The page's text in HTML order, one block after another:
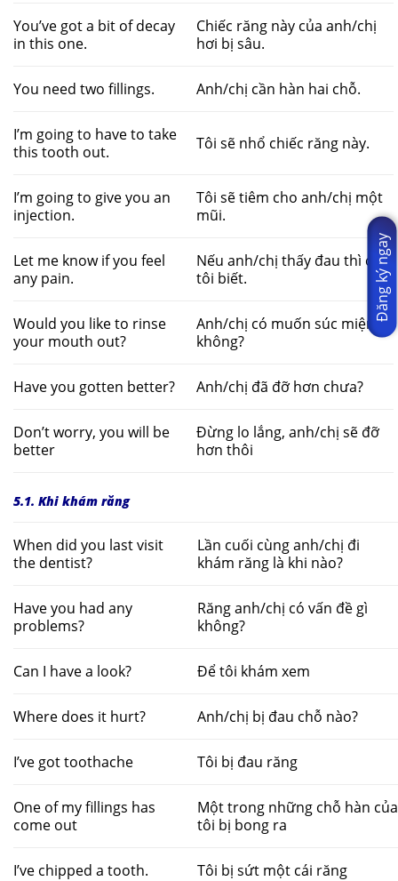
You’ve got a bit of decay
in this one.
Chiếc răng này của anh/chị
hơi bị sâu.
You need two fillings. Anh/chị cần hàn hai chỗ.
I’m going to have to take
this tooth out.
Tôi sẽ nhổ chiếc răng này.
I’m going to give you an
injection.
Tôi sẽ tiêm cho anh/chị một
mũi.
Let me know if you feel
any pain.
Nếu anh/chị thấy đau thì cho
tôi biết.
Would you like to rinse
your mouth out?
Anh/chị có muốn súc miệng
không?
Have you gotten better? Anh/chị đã đỡ hơn chưa?
Don’t worry, you will be
better
Đừng lo lắng, anh/chị sẽ đỡ
hơn thôi
5.1. Khi khám răng
When did you last visit
the dentist?
Lần cuối cùng anh/chị đi
khám răng là khi nào?
Have you had any
problems?
Răng anh/chị có vấn đề gì
không?
Can I have a look? Để tôi khám xem
Where does it hurt? Anh/chị bị đau chỗ nào?
I’ve got toothache Tôi bị đau răng
One of my fillings has
come out
Một trong những chỗ hàn của
tôi bị bong ra
I’ve chipped a tooth. Tôi bị sứt một cái răng
Đăng ký ngay